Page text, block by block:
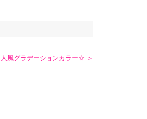
風グラデーションカラー☆ ＞